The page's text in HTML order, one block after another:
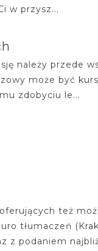
w przysz...
należy przede
może być
zdobyciu le...
też
tłumaczeń
z podaniem